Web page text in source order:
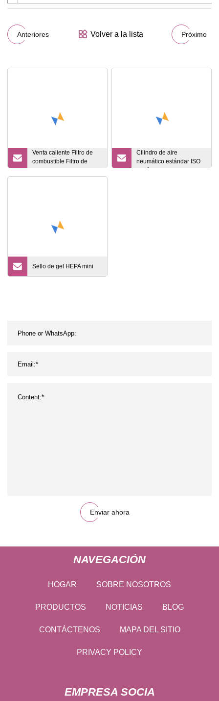
Anteriores Volver a la lista Próximo
Venta caliente Filtro de
combustible Filtro de
aceite para autopartes
Cilindro de aire
neumático estándar ISO
de fábrica de China
Sello de gel HEPA mini
Enviar ahora
NAVEGACIÓN
HOGAR SOBRE NOSOTROS
PRODUCTOS NOTICIAS BLOG
CONTÁCTENOS MAPA DEL SITIO
PRIVACY POLICY
EMPRESA SOCIA